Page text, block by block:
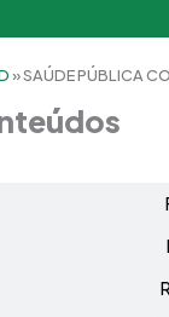
»SAÚDE PÚBLICA